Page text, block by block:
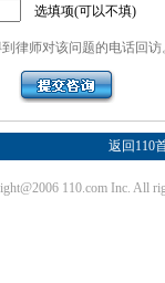
选填项(可以不填)
律师对该问题的电话回访
返回110
110.com Inc. All